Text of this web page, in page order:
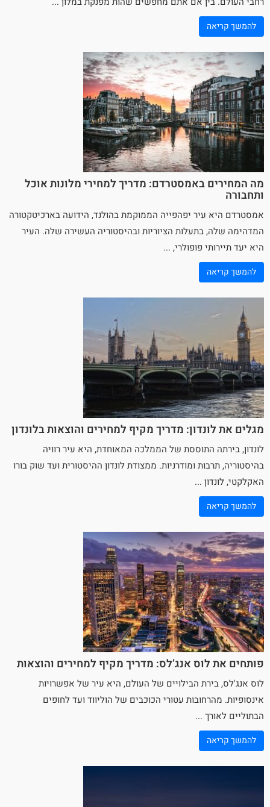
להמשך קריאה
מה המחירים באמסטרדם: מדריך למחירי מלונות אוכל
ותחבורה
אמסטרדםהיא עיר יפהפייה הממוקמת בהולנד, הידועה בארכיטקטורה
המדהימה שלה, בתעלות הציוריות ובהיסטוריה העשירה שלה. העיר
היא יעד תיירותי פופולרי, ...
להמשך קריאה
מגלים את לונדון: מדריך מקיף למחירים והוצאות בלונדון
לונדון, בירתה התוססת של הממלכה המאוחדת, היא עיר רוויה
בהיסטוריה, תרבות ומודרניות. ממצודת לונדון ההיסטורית ועד שוק בורו
האקלקטי, לונדון ...
להמשך קריאה
פותחים את לוס אנג’לס: מדריך מקיף למחירים והוצאות
לוס אנג'לס, בירת הבילויים של העולם, היא עיר של אפשרויות
אינסופיות. מהרחובות עטורי הכוכבים של הוליווד ועד לחופים
הבתוליים לאורך ...
להמשך קריאה